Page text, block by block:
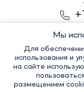
© Элитный сувенир,
Политика
Мы
Для
использования и
на сайте
размещением